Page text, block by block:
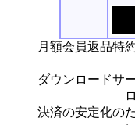
月額会員返品特
ダウンロードサ
決済の安定化の